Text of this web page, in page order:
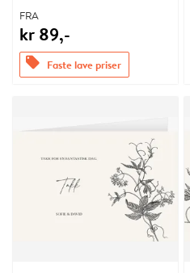
FRA
kr 89,-
offers Faste lave priser